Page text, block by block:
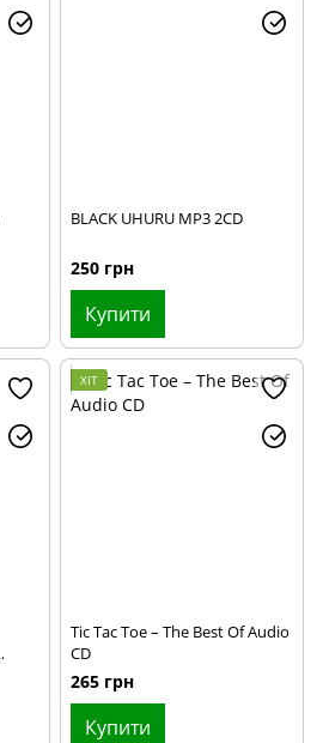
BLACK UHURU MP3 2CD
250 грн
Купити
ХІТ
Tic Tac Toe – The Best Of Audio
CD
265 грн
Купити